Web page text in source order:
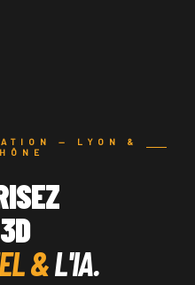
— LYON &
&L'IA.